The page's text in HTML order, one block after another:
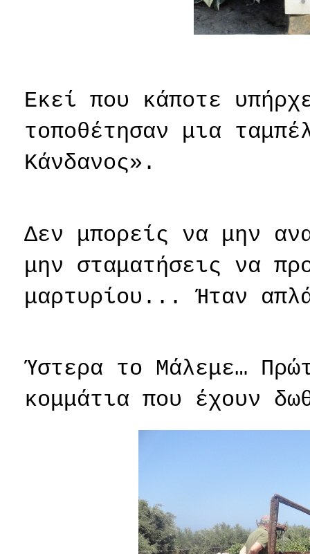
Εκεί που κάποτε
τοποθέτησαν μια
Κάνδανος».
Δεν μπορείς να μην
μην σταματήσεις να
μαρτυρίου... Ήταν
Ύστερα το Μάλεμε…
κομμάτια που έχουν